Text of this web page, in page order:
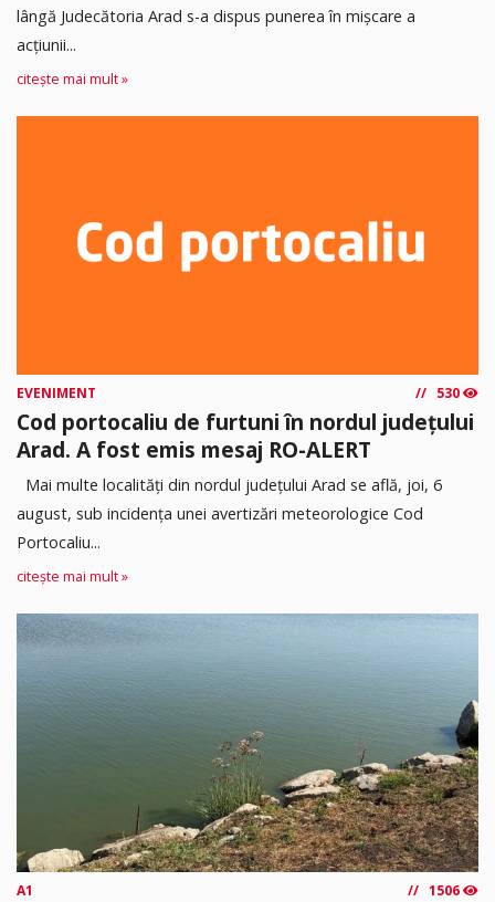
lângă Judecătoria Arad s-a dispus punerea în mişcare a
acţiunii...
citește mai mult »
EVENIMENT 530
Cod portocaliu de furtuni în nordul județului
Arad. A fost emis mesaj RO-ALERT
Mai multe localități din nordul județului Arad se află, joi, 6
august, sub incidența unei avertizări meteorologice Cod
Portocaliu...
citește mai mult »
A1 1506